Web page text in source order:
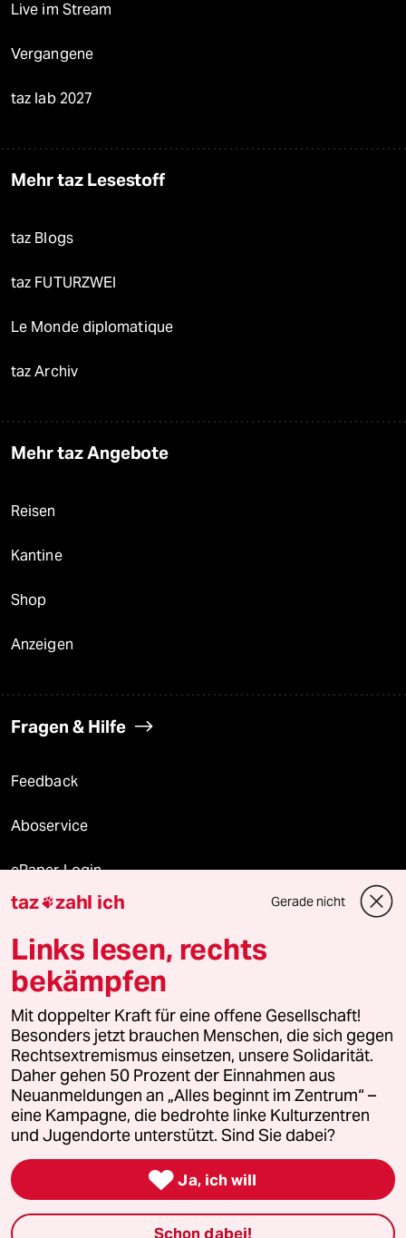
Live im Stream
Vergangene
taz lab 2027
Mehr taz Lesestoff
taz Blogs
taz FUTURZWEI
Le Monde diplomatique
taz Archiv
Mehr taz Angebote
Reisen
Kantine
Shop
Anzeigen
Fragen & Hilfe
Feedback
Aboservice
ePaper Login
Downloads für Abonnierende
© 2026 taz Verlags und Vertriebs GmbH
Alle Rechte vorbehalten. Bei rechtlichen Fragen oder für Genehmigungen
wenden Sie sich bitte an
lizenzen@taz.de
Feedback Redaktionsstatut Kommune-Richtlinien
Leitlinie Informant Datenschutz Impressum AGB
Seitenwende Einwilligungen widerrufen (Ads)
taz zahl ich Gerade nicht
Links lesen, rechts
bekämpfen
Mit doppelter Kraft für eine offene Gesellschaft!
Besonders jetzt brauchen Menschen, die sich gegen
Rechtsextremismus einsetzen, unsere Solidarität.
Daher gehen 50 Prozent der Einnahmen aus
Neuanmeldungen an „Alles beginnt im Zentrum“ –
eine Kampagne, die bedrohte linke Kulturzentren
und Jugendorte unterstützt. Sind Sie dabei?
 Ja, ich will
Schon dabei!